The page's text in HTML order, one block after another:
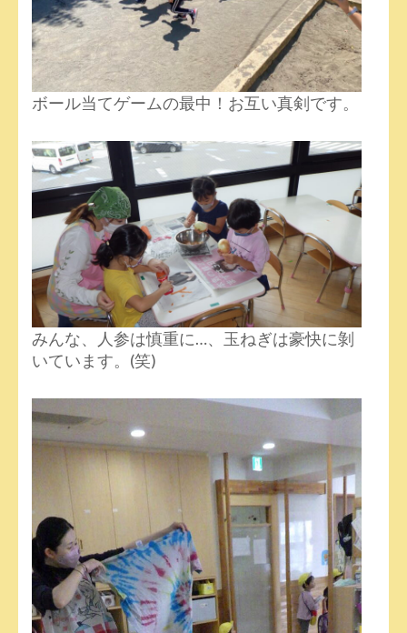
ボール当てゲームの最中！お互い真剣です。
みんな、人参は慎重に…、玉ねぎは豪快に剝
いています。(笑)